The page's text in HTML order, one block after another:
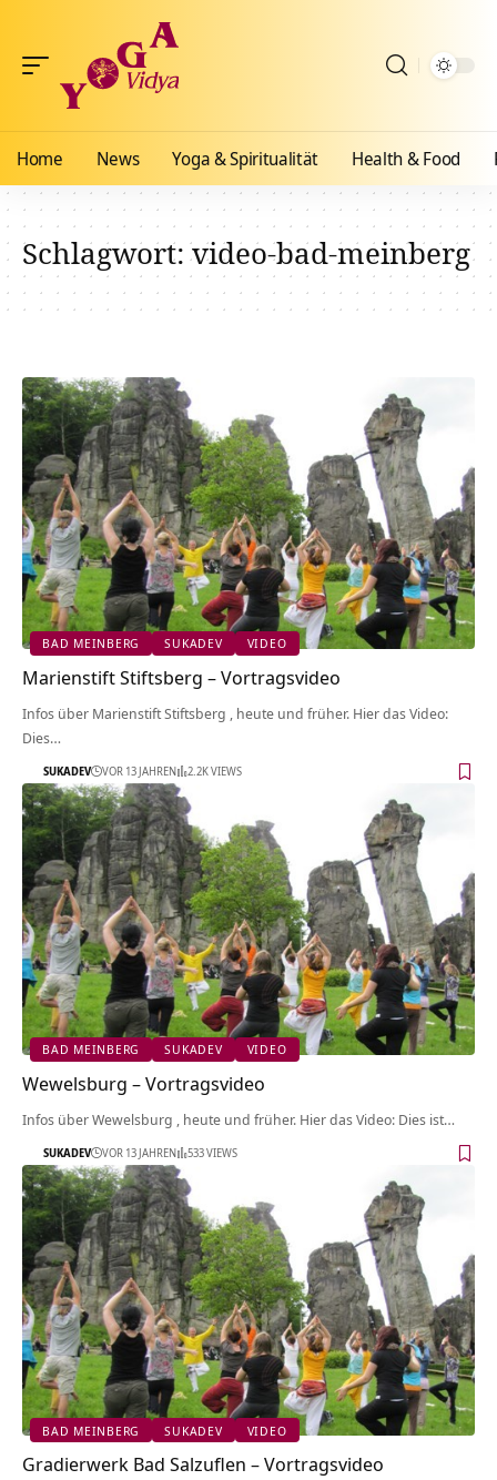
Home News Yoga & Spiritualität Health & Food
Schlagwort:video-bad-meinberg
BAD MEINBERG SUKADEV VIDEO
Marienstift Stiftsberg‏‎ – Vortragsvideo
Infos über Marienstift Stiftsberg‏‎ , heute und früher. Hier das Video:
Dies…
SUKADEV VOR 13 JAHREN 2.2K VIEWS
BAD MEINBERG SUKADEV VIDEO
Wewelsburg‏‎ – Vortragsvideo
Infos über Wewelsburg‏‎ , heute und früher. Hier das Video: Dies ist…
SUKADEV VOR 13 JAHREN 533 VIEWS
BAD MEINBERG SUKADEV VIDEO
Gradierwerk Bad Salzuflen‏‎ – Vortragsvideo